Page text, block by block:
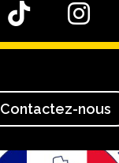
 
Contactez-nous